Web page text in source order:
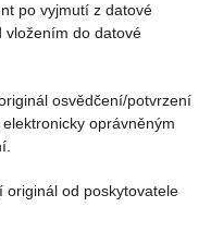
po vyjmutí z datové
vložením do datové
osvědčení/potvrzení
oprávněným
originál od poskytovatele